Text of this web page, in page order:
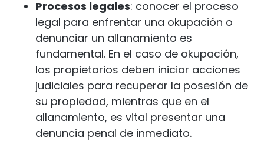
Procesos legales: conocer el proceso
legal para enfrentar una okupación o
denunciar un allanamiento es
fundamental. En el caso de okupación,
los propietarios deben iniciar acciones
judiciales para recuperar la posesión de
su propiedad, mientras que en el
allanamiento, es vital presentar una
denuncia penal de inmediato.